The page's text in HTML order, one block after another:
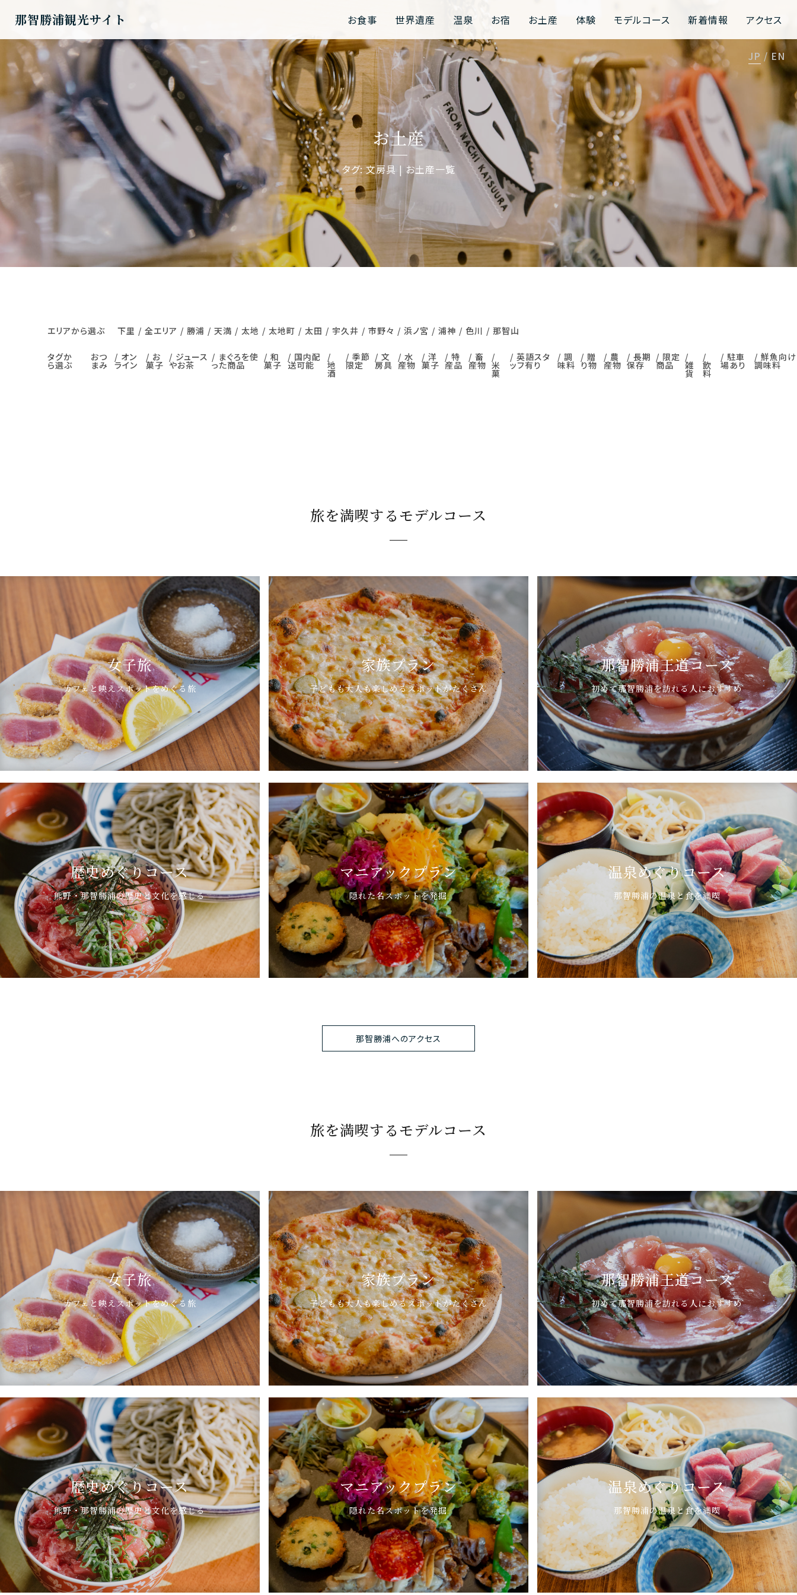
那智勝浦観光サイト お食事 世界遺産 温泉 お宿 お土産 体験 モデルコース 新着情報 アクセス
JP EN
お土産
タグ: 文房具 | お土産一覧
エリアから選ぶ 下里 全エリア 勝浦 天満 太地 太地町 太田 宇久井 市野々 浜ノ宮 浦神 色川 那智山
タグか
ら選ぶ
おつ
まみ
オン
ライン
お
菓子
ジュース
やお茶
まぐろを使
った商品
和
菓子
国内配
送可能 地
酒
季節
限定
文
房具
水
産物
洋
菓子
特
産品
畜
産物 米
菓
英語スタ
ッフ有り
調
味料
贈
り物
農
産物
長期
保存
限定
商品 雑
貨
飲
料
駐車
場あり
鮮魚向け
調味料
旅を満喫するモデルコース
女子旅
カフェと映えスポットをめぐる旅
家族プラン
子どもも大人も楽しめるスポットがたくさん
那智勝浦王道コース
初めて那智勝浦を訪れる人におすすめ
歴史めぐりコース
熊野・那智勝浦の歴史と文化を感じる
マニアックプラン
隠れた名スポットを発掘
温泉めぐりコース
那智勝浦の温泉と食を満喫
那智勝浦へのアクセス
旅を満喫するモデルコース
女子旅
カフェと映えスポットをめぐる旅
家族プラン
子どもも大人も楽しめるスポットがたくさん
那智勝浦王道コース
初めて那智勝浦を訪れる人におすすめ
歴史めぐりコース
熊野・那智勝浦の歴史と文化を感じる
マニアックプラン
隠れた名スポットを発掘
温泉めぐりコース
那智勝浦の温泉と食を満喫